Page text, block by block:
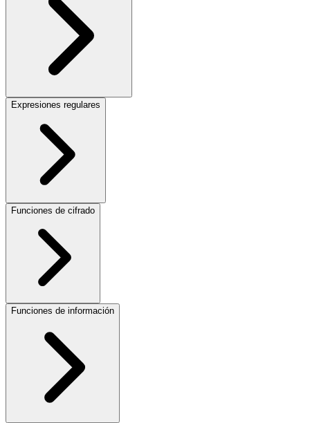
Expresiones regulares
Funciones de cifrado
Funciones de información